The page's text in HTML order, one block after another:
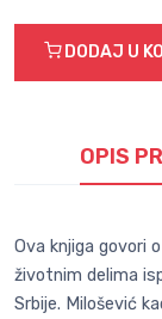
DODAJ U
OPIS
Ova knjiga govori
životnim delima
Srbije. Milošević